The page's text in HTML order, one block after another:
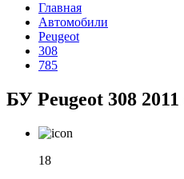
Главная
Автомобили
Peugeot
308
785
БУ Peugeot 308
18